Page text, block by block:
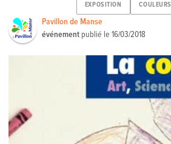
EXPOSITION COULEURS
Pavillon de Manse
événement publié le16/03/2018